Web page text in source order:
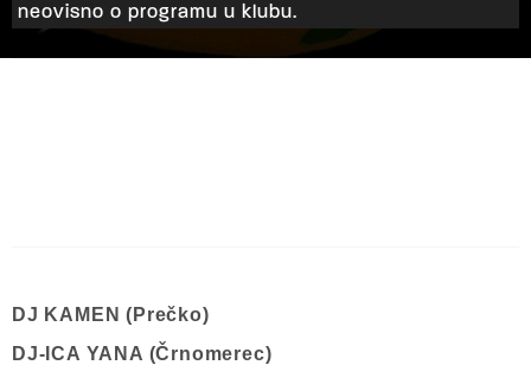
neovisno o programu u klubu.
DJ KAMEN (Prečko)
DJ-ICA YANA (Črnomerec)